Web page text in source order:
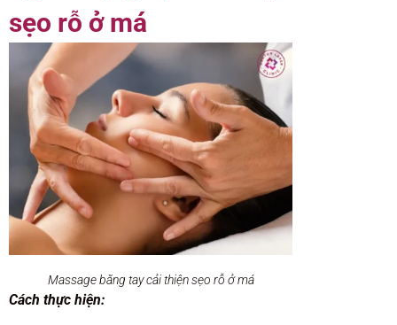
sẹo rỗ ở má
Massage bằng tay cải thiện sẹo rỗ ở má
Cách thực hiện: